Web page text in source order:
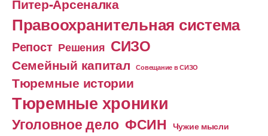
Питер-Арсеналка
Правоохранительная система
Репост Решения СИЗО
Семейный капитал Совещание в СИЗО
Тюремные истории
Тюремные хроники
Уголовное дело ФСИН Чужие мысли